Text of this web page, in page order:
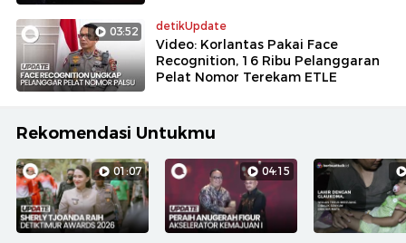
03:52 detikUpdate
Video: Korlantas Pakai Face
Recognition, 16 Ribu Pelanggaran
Pelat Nomor Terekam ETLE
Rekomendasi Untukmu
01:07 04:15